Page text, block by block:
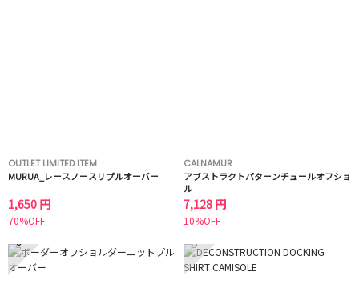
OUTLET LIMITED ITEM
MURUA_レースノースリプルオーバー
1,650 円
70%OFF
CALNAMUR
アブストラクトパターンチュールオフショ
ル
7,128 円
10%OFF
3 4